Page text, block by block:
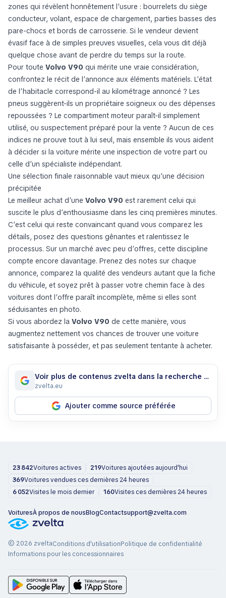
zones qui révèlent honnêtement l’usure : bourrelets du siège
conducteur, volant, espace de chargement, parties basses des
pare-chocs et bords de carrosserie. Si le vendeur devient
évasif face à de simples preuves visuelles, cela vous dit déjà
quelque chose avant de perdre du temps sur la route.
Pour toute Volvo V90 qui mérite une vraie considération,
confrontez le récit de l’annonce aux éléments matériels. L’état
de l’habitacle correspond-il au kilométrage annoncé ? Les
pneus suggèrent-ils un propriétaire soigneux ou des dépenses
repoussées ? Le compartiment moteur paraît-il simplement
utilisé, ou suspectement préparé pour la vente ? Aucun de ces
indices ne prouve tout à lui seul, mais ensemble ils vous aident
à décider si la voiture mérite une inspection de votre part ou
celle d’un spécialiste indépendant.
Une sélection finale raisonnable vaut mieux qu’une décision
précipitée
Le meilleur achat d’une Volvo V90 est rarement celui qui
suscite le plus d’enthousiasme dans les cinq premières minutes.
C’est celui qui reste convaincant quand vous comparez les
détails, posez des questions gênantes et ralentissez le
processus. Sur un marché avec peu d’offres, cette discipline
compte encore davantage. Prenez des notes sur chaque
annonce, comparez la qualité des vendeurs autant que la fiche
du véhicule, et soyez prêt à passer votre chemin face à des
voitures dont l’offre paraît incomplète, même si elles sont
séduisantes en photo.
Si vous abordez la Volvo V90 de cette manière, vous
augmentez nettement vos chances de trouver une voiture
satisfaisante à posséder, et pas seulement tentante à acheter.
Voir plus de contenus zvelta dans la recherche Google
zvelta.eu
Ajouter comme source préférée
23 842Voitures actives 219Voitures ajoutées aujourd'hui
369Voitures vendues ces dernières 24 heures
6 052Visites le mois dernier 160Visites ces dernières 24 heures
VoituresÀ propos de nousBlogContactsupport@zvelta.com
© 2026 zveltaConditions d'utilisationPolitique de confidentialité
Informations pour les concessionnaires